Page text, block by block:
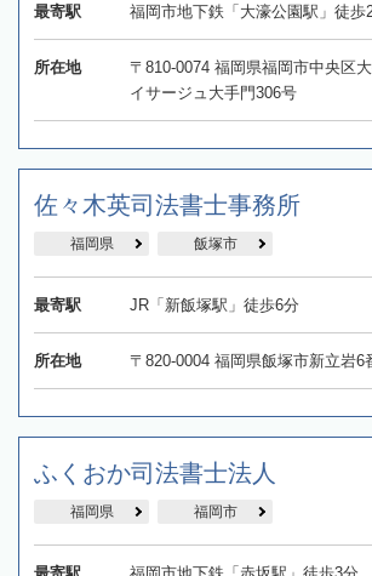
最寄駅 福岡市地下鉄「大濠公園駅」徒歩
所在地
〒810-0074 福岡県福岡市中央区
イサージュ大手門306号
佐々木英司法書士事務所
福岡県 飯塚市
最寄駅 JR「新飯塚駅」徒歩6分
所在地 〒820-0004 福岡県飯塚市新立岩6
ふくおか司法書士法人
福岡県 福岡市